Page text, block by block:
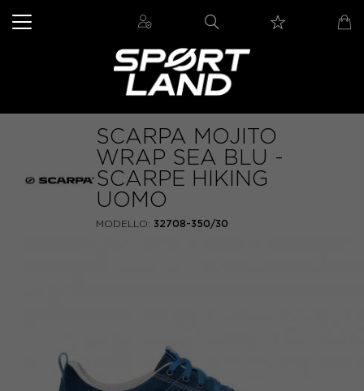
SCARPA MOJITO
WRAP SEA BLU -
SCARPE HIKING
UOMO
MODELLO: 32708-350/30